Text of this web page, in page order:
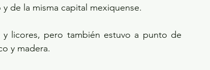
de la misma capital mexiquense.
licores, pero también estuvo a punto de
y madera.